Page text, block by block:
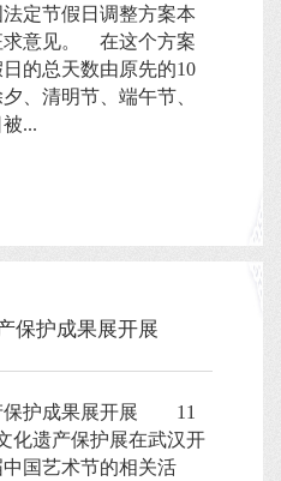
定节假日调整方案本
求意见。 在这个方案
的总天数由原先的10
、清明节、端午节、
...
保护成果展开展
保护成果展开展 11
化遗产保护展在武汉开
国艺术节的相关活